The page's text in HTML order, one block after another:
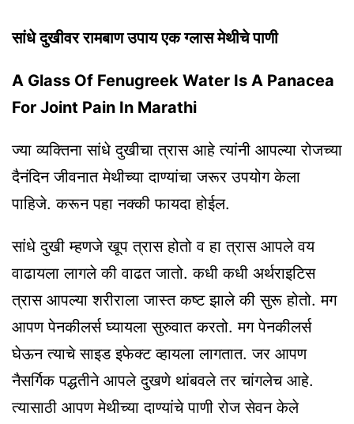
सांधे दुखीवर रामबाण उपाय एक ग्लास मेथीचे पाणी
A Glass Of Fenugreek Water Is A Panacea
For Joint Pain In Marathi
ज्या व्यक्तिना सांधे दुखीचा त्रास आहे त्यांनी आपल्या रोजच्या
दैनंदिन जीवनात मेथीच्या दाण्यांचा जरूर उपयोग केला
पाहिजे. करून पहा नक्की फायदा होईल.
सांधे दुखी म्हणजे खूप त्रास होतो व हा त्रास आपले वय
वाढायला लागले की वाढत जातो. कधी कधी अर्थराइटिस
त्रास आपल्या शरीराला जास्त कष्ट झाले की सुरू होतो. मग
आपण पेनकीलर्स घ्यायला सुरुवात करतो. मग पेनकीलर्स
घेऊन त्याचे साइड इफेक्ट व्हायला लागतात. जर आपण
नैसर्गिक पद्धतीने आपले दुखणे थांबवले तर चांगलेच आहे.
त्यासाठी आपण मेथीच्या दाण्यांचे पाणी रोज सेवन केले